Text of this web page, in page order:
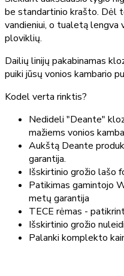
be standartinio krašto. Dėl
vandieniui, o tualetą
ploviklių.
Dailių linijų pakabinamas
puiki jūsų vonios kambario
Kodel verta rinktis?
Nedideli "Deante"
mažiems vonios
Aukštą Deante
garantija.
Išskirtinio grožio lašo
Patikimas gamintojo
metų garantija
TECE rėmas -
Išskirtinio grožio
Palanki komplekto